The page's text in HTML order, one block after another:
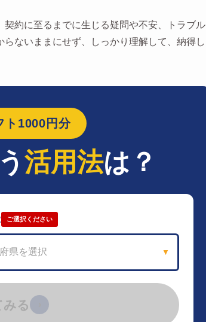
約に至るまでに生じる疑問や不安、トラブル
ないままにせず、しっかり理解して、納得し
ト1000円分
活用法は？
ご選択ください
県を選択 ▼
る